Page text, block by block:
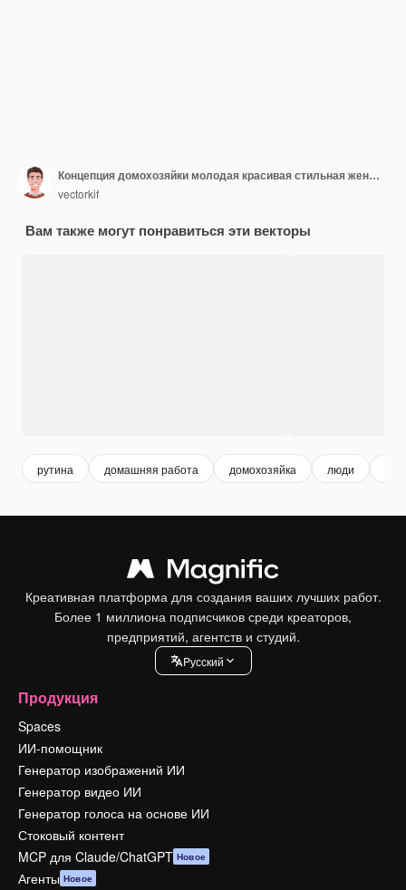
Концепция домохозяйки молодая красивая стильная женщина
vectorkif
Вам также могут понравиться эти векторы
рутина домашняя работа домохозяйка люди
Креативная платформа для создания ваших лучших работ.
Более 1 миллиона подписчиков среди креаторов,
предприятий, агентств и студий.
Pусский
Продукция
Spaces
ИИ-помощник
Генератор изображений ИИ
Генератор видео ИИ
Генератор голоса на основе ИИ
Стоковый контент
MCP для Claude/ChatGPT Новое
Агенты Новое